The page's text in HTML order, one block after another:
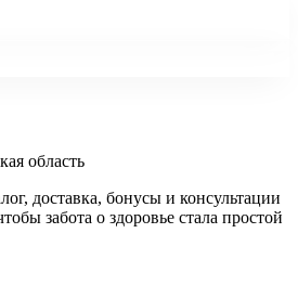
область
доставка, бонусы и консультации
забота о здоровье стала простой